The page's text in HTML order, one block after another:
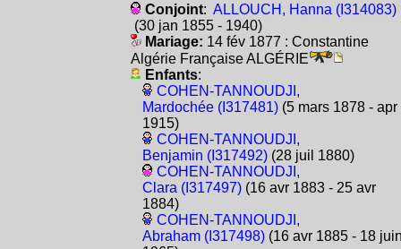
Conjoint: ALLOUCH, Hanna (I314083)
(30 jan 1855 - 1940)
Mariage: 14 fév 1877 : Constantine
Algérie Française ALGÉRIE
Enfants:
COHEN-TANNOUDJI,
Mardochée (I317481)(5 mars 1878 - apr
1915)
COHEN-TANNOUDJI,
Benjamin (I317492)(28 juil 1880)
COHEN-TANNOUDJI,
Clara (I317497)(16 avr 1883 - 25 avr
1884)
COHEN-TANNOUDJI,
Abraham (I317498)(16 avr 1885 - 18